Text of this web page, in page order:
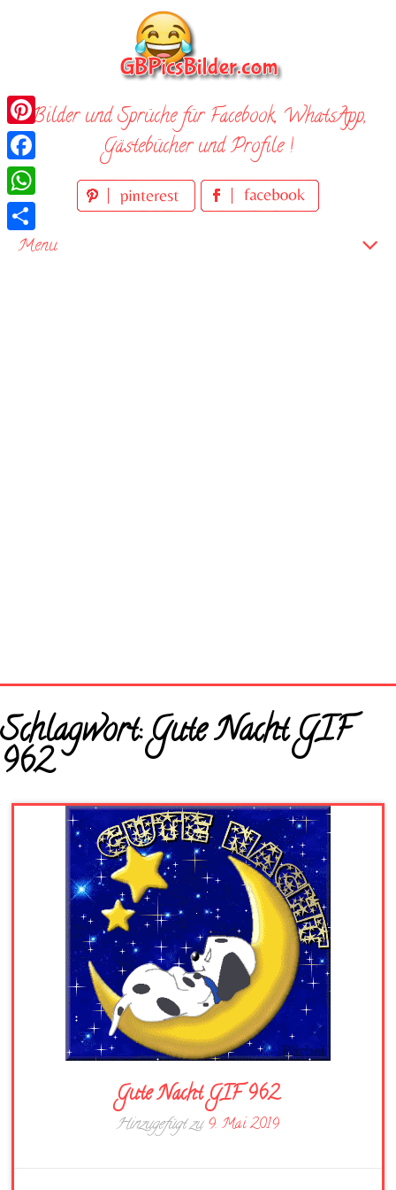
Bilder und Sprüche für Facebook, WhatsApp,
Gästebücher und Profile !
Menu
Startseite
Neue Bilder
Schlagwort:Gute Nacht GIF
962
Gute Nacht GIF 962
Hinzugefügt zu9. Mai 2019
Pinterest
Facebook
WhatsApp
Teilen